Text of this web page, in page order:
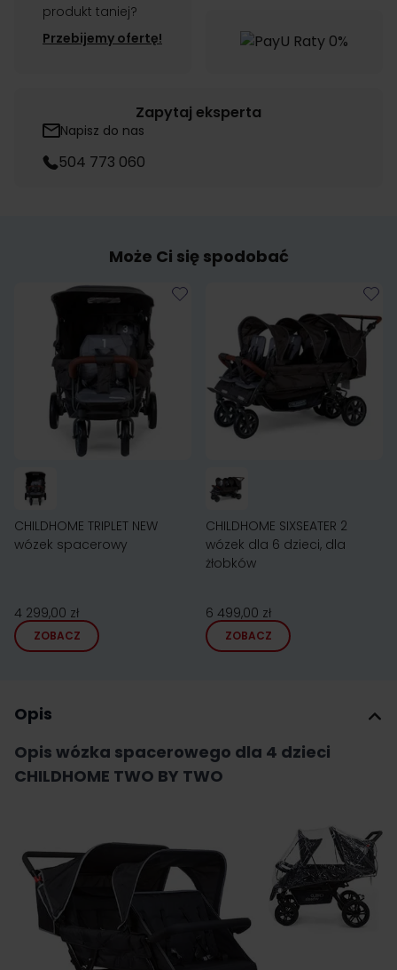
produkt taniej?
Przebijemy ofertę!
Zapytaj eksperta
Napisz do nas
504 773 060
Może Ci się spodobać
CHILDHOME TRIPLET NEW
wózek spacerowy
4 299,00 zł
ZOBACZ
CHILDHOME SIXSEATER 2
wózek dla 6 dzieci, dla
żłobków
6 499,00 zł
ZOBACZ
Opis
Opis wózka spacerowego dla 4 dzieci
CHILDHOME TWO BY TWO